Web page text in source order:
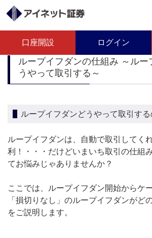
口座開設 ログイン
ループイフダンの仕組み ～ルー
うやって取引する～
ループイフダンどうやって取引する
ループイフダンは、自動で取引してく
利！・・・だけどいまいち取引の仕組
てお悩みじゃありませんか？
ここでは、ループイフダン開始からケ
「損切りなし」のループイフダンがど
をご説明します。